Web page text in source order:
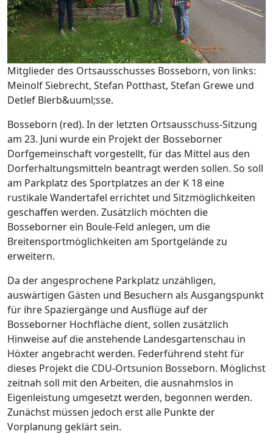
Mitglieder des Ortsausschusses Bosseborn, von links:
Meinolf Siebrecht, Stefan Potthast, Stefan Grewe und
Detlef Bierb&uuml;sse.
Bosseborn (red). In der letzten Ortsausschuss-Sitzung
am 23. Juni wurde ein Projekt der Bosseborner
Dorfgemeinschaft vorgestellt, für das Mittel aus den
Dorferhaltungsmitteln beantragt werden sollen. So soll
am Parkplatz des Sportplatzes an der K 18 eine
rustikale Wandertafel errichtet und Sitzmöglichkeiten
geschaffen werden. Zusätzlich möchten die
Bosseborner ein Boule-Feld anlegen, um die
Breitensportmöglichkeiten am Sportgelände zu
erweitern.
Da der angesprochene Parkplatz unzähligen,
auswärtigen Gästen und Besuchern als Ausgangspunkt
für ihre Spaziergänge und Ausflüge auf der
Bosseborner Hochfläche dient, sollen zusätzlich
Hinweise auf die anstehende Landesgartenschau in
Höxter angebracht werden. Federführend steht für
dieses Projekt die CDU-Ortsunion Bosseborn. Möglichst
zeitnah soll mit den Arbeiten, die ausnahmslos in
Eigenleistung umgesetzt werden, begonnen werden.
Zunächst müssen jedoch erst alle Punkte der
Vorplanung geklärt sein.